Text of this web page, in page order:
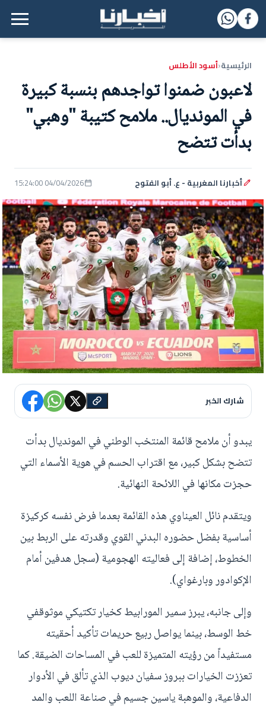
القائمة الرئيسية
الرئيسية‹أسود الأطلس
لاعبون ضمنوا تواجدهم بنسبة كبيرة
في المونديال.. ملامح كتيبة "وهبي"
بدأت تتضح
أخبارنا المغربية - ع. أبو الفتوح 04/04/2026 15:24:00
شارك الخبر
يبدو أن ملامح قائمة المنتخب الوطني في المونديال بدأت
تتضح بشكل كبير، مع اقتراب الحسم في هوية الأسماء التي
حجزت مكانها في اللائحة النهائية.
ويتقدم نائل العيناوي هذه القائمة بعدما فرض نفسه كركيزة
أساسية بفضل حضوره البدني القوي وقدرته على الربط بين
الخطوط، إضافة إلى فعاليته الهجومية (سجل هدفين أمام
الإكوادور وبارغواي).
وإلى جانبه، يبرز سمير المورابيط كخيار تكتيكي موثوقفي
خط الوسط، بينما يواصل ربيع حريمات تأكيد أحقيته
مستفيداً من رؤيته المتميزة للعب في المساحات الضيقة. كما
تعززت الخيارات ببروز سفيان ديوب الذي تألق في الأدوار
الدفاعية، والموهبة ياسين جسيم في صناعة اللعب والمد